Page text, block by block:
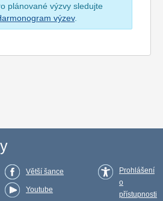
plánované výzvy sledujte
výzev.
Větší šance
Youtube
Prohlášení
o
přístupnosti